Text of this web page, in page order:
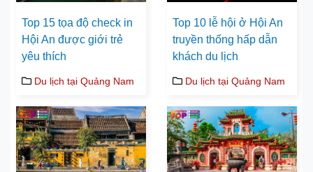
Top 15 tọa độ check in
Hội An được giới trẻ
yêu thích
Du lịch tại Quảng Nam
Top 10 lễ hội ở Hội An
truyền thống hấp dẫn
khách du lịch
Du lịch tại Quảng Nam